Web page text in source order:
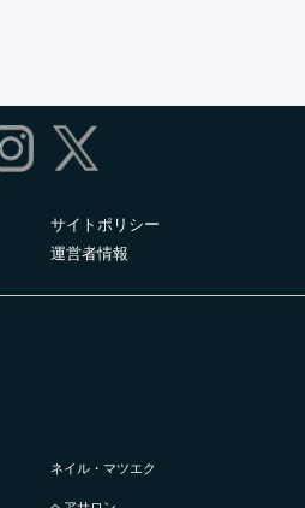
サイトポリシー
運営者情報
ネイル・マツエク